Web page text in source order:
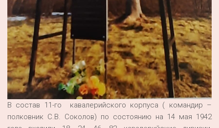
В состав 11-го кавалерийского корпуса ( командир –
полковник С.В. Соколов) по состоянию на 14 мая 1942